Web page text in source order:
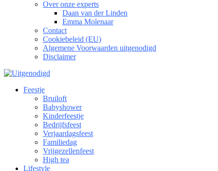
Over onze experts
Daan van der Linden
Emma Molenaar
Contact
Cookiebeleid (EU)
Algemene Voorwaarden uitgenodigd
Disclaimer
Feestje
Bruiloft
Babyshower
Kinderfeestje
Bedrijfsfeest
Verjaardagsfeest
Familiedag
Vrijgezellenfeest
High tea
Lifestyle